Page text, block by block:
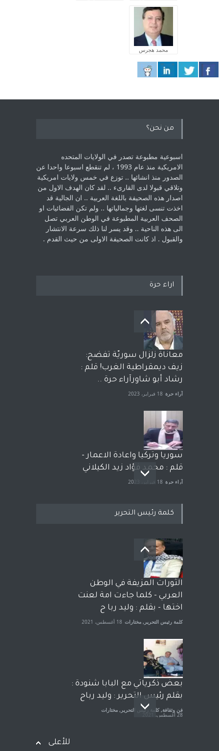
محمد هجرس
من نحن؟
اسبوعية مطبوعة تصدر في الولايات المتحده
الامريكية منذ عام 1993 ، لم ‏تنقطع اسبوعا واحدا عن
الصدور منذ انشائها .. توزع في خمس ولايات امريكية
‏وتلاقي قبولا لدى القارىء ..‏ لقد كان الهدف الاول من
اصدار هذه الصحيفة باللغة العربية .. ان الجالية قد
اخذت ‏تنسى لغتها وجمالياتها .. ولم تكن الفضائيات او
الصحف العربية المطبوعة في الوطن ‏العربي تصل
الى هذه الناحية .. وقد يسر لنا ذلك سرعة الانتشار
والقبول . اذ كانت ‏الصحيفة الاولى من حيث القدم . ‏
اراء حرة
معاناة زلزال سوريّة تفضح:
زيف ديمقراطية الغرب! قلم :
رشاد أبو شاورآراء حرة ..
آراء حرة 18 فبراير، 2023
سوريا وتركيا واعادة الاعمار -
قلم : محمد فؤاد زيد الكيلاني
آراء حرة 18 فبراير، 2023
بعد معارك قضائية طاحنة كتب
وترافع فيها بنفسه مرة اخرى..
الشيخ طارق يوسف يقهر
الحكومة الأمريكية ، فأعطوه
الجنسية عن يد وهم صاغرون،
آراء حرة مختارات 7 أبريل، 2023
كلمة رئيس التحرير
الثورات المزيفة في الوطن
العربي - كلما جاءت امة لعنت
اختها - بقلم : وليد ربا ح
كلمة رئيس التحرير , مختارات 18 أغسطس، 2021
بعض ذكرياتي مع البابا شنودة :
بقلم رئيس التحرير : وليد رباح
فن وثقافة, كلمة رئيس التحرير , مختارات
28 أغسطس، 2021
للأعلى